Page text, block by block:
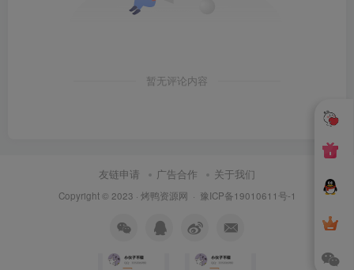
暂无评论内容
友链申请 广告合作 关于我们
Copyright © 2023 · 烤鸭资源网 · 豫ICP备19010611号-1